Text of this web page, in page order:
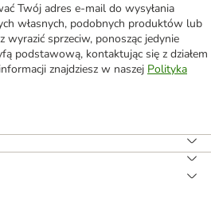
Twój adres e-mail do wysyłania
własnych, podobnych produktów lub
wyrazić sprzeciw, ponosząc jedynie
podstawową, kontaktując się z działem
znajdziesz w naszej Polityka